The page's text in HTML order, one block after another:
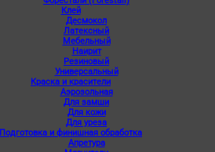
Клей
Десмокол
Латексный
Мебельный
Наирит
Резиновый
Универсальный
Краска и красители
Аэрозольная
Для замши
Для кожи
Для уреза
Подготовка и финишная обработка
Апретура